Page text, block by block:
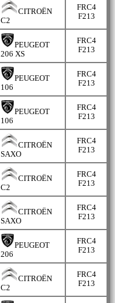
CITROËN
C2
FRC4
F213
PEUGEOT
206 XS
FRC4
F213
PEUGEOT
106
FRC4
F213
PEUGEOT
106
FRC4
F213
CITROËN
SAXO
FRC4
F213
CITROËN
C2
FRC4
F213
CITROËN
SAXO
FRC4
F213
PEUGEOT
206
FRC4
F213
CITROËN
C2
FRC4
F213